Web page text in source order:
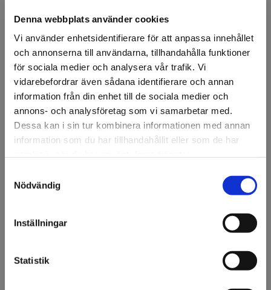
Denna webbplats använder cookies
Vi använder enhetsidentifierare för att anpassa innehållet
och annonserna till användarna, tillhandahålla funktioner
för sociala medier och analysera vår trafik. Vi
vidarebefordrar även sådana identifierare och annan
information från din enhet till de sociala medier och
annons- och analysföretag som vi samarbetar med.
Dessa kan i sin tur kombinera informationen med annan
information som du har tillhandahållit eller som de har
Nödvändig
Inställningar
Statistik
3M™ Etikettmaterial
Finns fler varianter
3M™ Scotchcal™ 3650
Finns fler varianter